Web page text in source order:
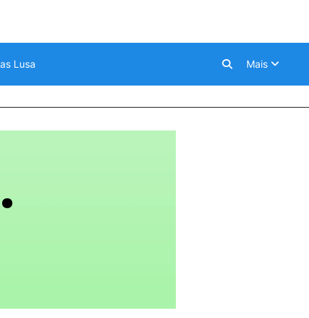
Lusa Mais